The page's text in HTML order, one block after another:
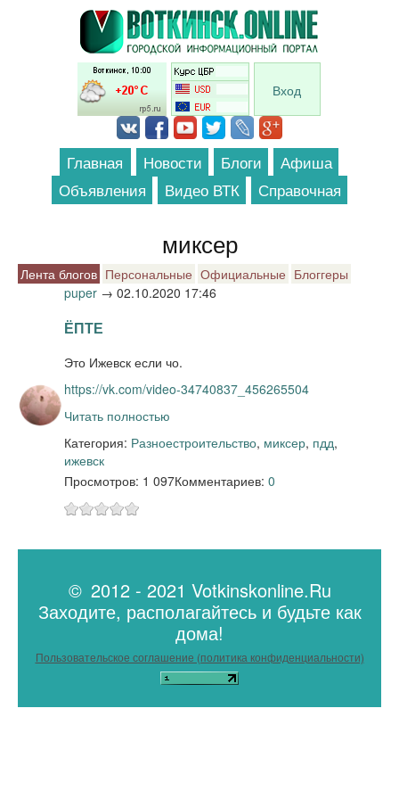
Перейти к основному содержанию
Вход
Главная Новости Блоги
Афиша
Объявления
Видео ВТК Справочная
миксер
Лента блогов Персональные Официальные Блоггеры
puper → 02.10.2020 17:46
ЁПТЕ
Это Ижевск если чо.
https://vk.com/video-34740837_456265504
Читать полностью
Категория: Разноестроительство, миксер, пдд,
ижевск
Просмотров: 1 097Комментариев: 0
© 2012 - 2021 Votkinskonline.Ru
Заходите, располагайтесь и будьте как
дома!
Пользовательское соглашение (политика конфиденциальности)